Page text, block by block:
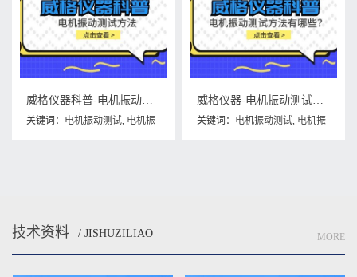
威格仪器科普-电机振动测试方法
关键词： 电机振动测试, 电机振
威格仪器-电机振动测试方法有哪些？
关键词： 电机振动测试, 电机振
技术资料 / JISHUZILIAO MORE